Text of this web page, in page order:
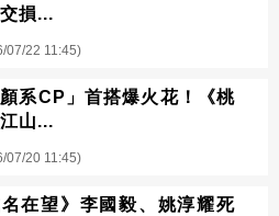
損...
07/22 11:45)
顏系CP」首搭爆火花！《桃
山...
07/20 11:45)
名在望》李國毅、姚淳耀死